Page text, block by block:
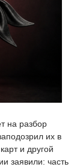
на разбор
их в
и другой
заявили: часть